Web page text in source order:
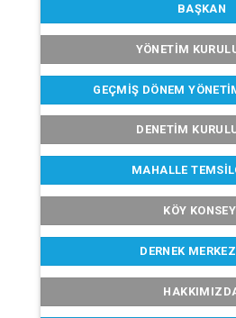
BAŞKAN
YÖNETİM
GEÇMIŞ DÖNEM
DENETIM
MAHALLE
KÖY
DERNEK